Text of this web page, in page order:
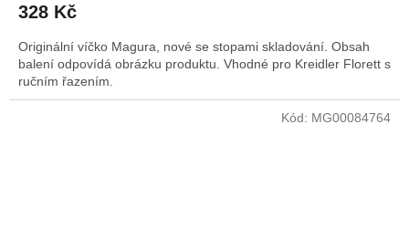
328 Kč
Originální víčko Magura, nové se stopami skladování. Obsah
balení odpovídá obrázku produktu. Vhodné pro Kreidler Florett s
ručním řazením.
Kód: MG00084764